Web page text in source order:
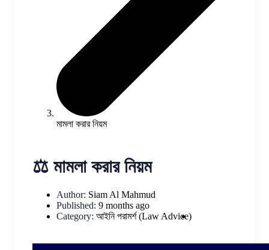
মামলা করার নিয়ম
⚖️ মামলা করার নিয়ম
Author: Siam Al Mahmud
Published: 9 months ago
Category: আইনি পরামর্শ (Law Advice)